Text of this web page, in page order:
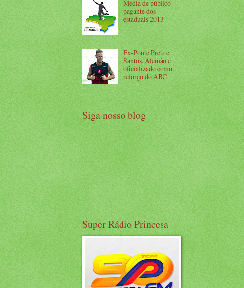
Média de público
pagante dos
estaduais 2013
Ex-Ponte Preta e
Santos, Alemão é
oficializado como
reforço do ABC
Siga nosso blog
Super Rádio Princesa